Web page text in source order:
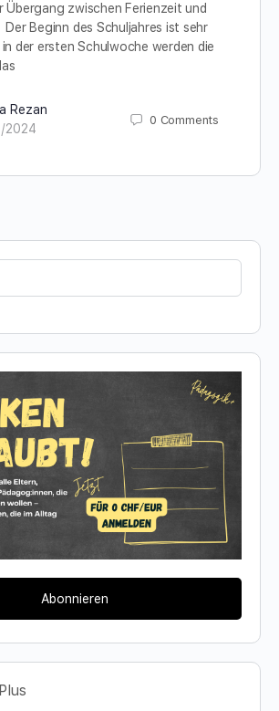
Übergang zwischen Ferienzeit und
Beginn des Schuljahres ist sehr
der ersten Schulwoche werden die
Rezan
2024
0 Comments
Abonnieren